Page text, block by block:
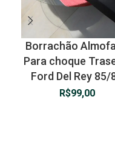
Borrachão
Para choque
Ford Del Rey 85/
R$99,00